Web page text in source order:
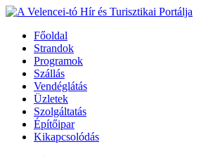
Főoldal
Strandok
Programok
Szállás
Vendéglátás
Üzletek
Szolgáltatás
Építőipar
Kikapcsolódás